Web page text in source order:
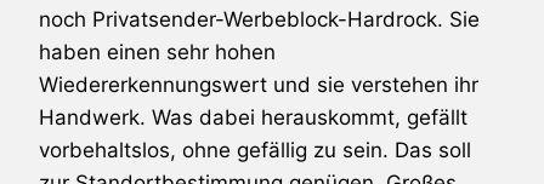
noch Privatsender-Werbeblock-Hardrock. Sie
haben einen sehr hohen
Wiedererkennungswert und sie verstehen ihr
Handwerk. Was dabei herauskommt, gefällt
vorbehaltslos, ohne gefällig zu sein. Das soll